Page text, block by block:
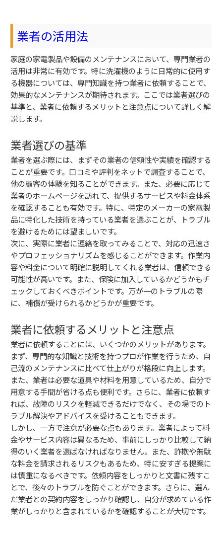
業者の活用法
家庭の家電製品や設備のメンテナンスにおいて、専門業者の
活用は非常に有効です。特に洗濯機のように日常的に使用す
る機器については、専門知識を持つ業者に依頼することで、
効果的なメンテナンスが期待されます。ここでは業者選びの
基準と、業者に依頼するメリットと注意点について詳しく解
説します。
業者選びの基準
業者を選ぶ際には、まずその業者の信頼性や実績を確認する
ことが重要です。口コミや評判をネットで調査することで、
他の顧客の体験を知ることができます。また、必要に応じて
業者のホームページを訪れて、提供するサービスや料金体系
を確認することも有効です。特に、特定のメーカーの家電製
品に特化した技術を持っている業者を選ぶことが、トラブル
を避けるためには望ましいです。
次に、実際に業者に連絡を取ってみることで、対応の迅速さ
やプロフェッショナリズムを感じることができます。作業内
容や料金について明確に説明してくれる業者は、信頼できる
可能性が高いです。また、保険に加入しているかどうかもチ
ェックしておくべきポイントです。万が一のトラブルの際
に、補償が受けられるかどうかが重要です。
業者に依頼するメリットと注意点
業者に依頼することには、いくつかのメリットがあります。
まず、専門的な知識と技術を持つプロが作業を行うため、自
己流のメンテナンスに比べて仕上がりが格段に向上します。
また、業者は必要な道具や材料を用意しているため、自分で
用意する手間が省ける点も便利です。さらに、業者に依頼す
れば、故障のリスクを軽減できるだけでなく、その場でのト
ラブル解決やアドバイスを受けることもできます。
しかし、一方で注意が必要な点もあります。業者によって料
金やサービス内容は異なるため、事前にしっかり比較して納
得のいく業者を選ばなければなりません。また、詐欺や無駄
な料金を請求されるリスクもあるため、特に安すぎる提案に
は慎重になるべきです。依頼内容をしっかりと文書に残すこ
とで、後々のトラブルを防ぐことができます。さらに、選ん
だ業者との契約内容をしっかり確認し、自分が求めている作
業がしっかりと含まれているかを確認することが大切です。